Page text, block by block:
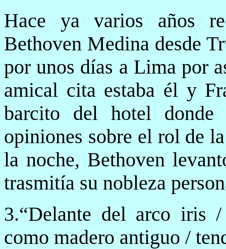
Hace ya varios años
Bethoven Medina desde
por unos días a Lima por
amical cita estaba él y
barcito del hotel donde
opiniones sobre el rol de
la noche, Bethoven
trasmitía su nobleza
3.“Delante del arco iris
como madero antiguo /